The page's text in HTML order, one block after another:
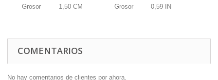
Grosor 1,50 CM Grosor 0,59 IN
COMENTARIOS
No hay comentarios de clientes por ahora.